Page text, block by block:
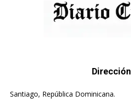
Dirección
Santiago, República Dominicana.